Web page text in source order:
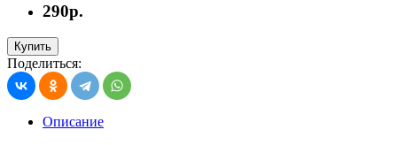
290р.
Купить
Поделиться:
Описание